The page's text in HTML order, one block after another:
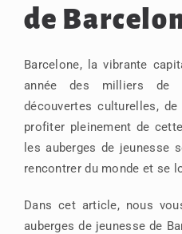
de
Barcelone, la vibrante
année des milliers de
découvertes culturelles,
profiter pleinement de
les auberges de jeunesse
rencontrer du monde et se
Dans cet article, nous
auberges de jeunesse de